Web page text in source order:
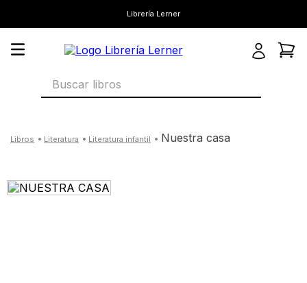
Librería Lerner
Buscar libros
literatura literatura infantil nuestra casa